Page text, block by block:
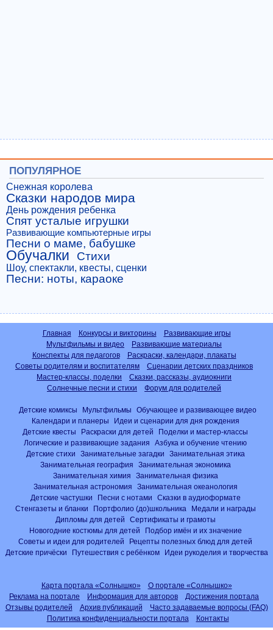
ПОПУЛЯРНОЕ
Снежная королева
Сказки народов мира
День рождения ребенка
Спят усталые игрушки
Развивающие компьютерные игры
Песни о маме, бабушке
Обучалки Стихи
Шоу, спектакли, квесты, сценки
Песни: ноты, караоке
Главная Конкурсы и викторины
Развивающие игры
Мультфильмы и видео
Развивающие материалы
Конспекты для педагогов
Раскраски, календари, плакаты
Советы родителям и воспитателям
Сценарии детских праздников
Мастер-классы, поделки
Сказки, рассказы, аудиокниги
Солнечные песни и стихи
Форум для родителей
Детские комиксы Мультфильмы
Обучающее и развивающее видео
Календари и планеры
Идеи и сценарии для дня рождения
Детские квесты
Раскраски для детей
Поделки и мастер-классы
Логические и развивающие задания
Азбука и обучение чтению
Детские стихи
Занимательные загадки
Занимательная этика
Занимательная география
Занимательная экономика
Занимательная химия
Занимательная физика
Занимательная астрономия
Занимательная океанология
Детские частушки
Песни с нотами
Сказки в аудиоформате
Стенгазеты и бланки
Портфолио (до)школьника
Медали и награды
Дипломы для детей
Сертификаты и грамоты
Новогодние костюмы для детей
Подбор имён и их значение
Советы и идеи для родителей
Рецепты полезных блюд для детей
Детские причёски
Путешествия с ребёнком Идеи рукоделия и творчества
Карта портала «Солнышко»
О портале «Солнышко»
Реклама на портале
Информация для авторов
Достижения портала
Отзывы родителей
Архив публикаций
Часто задаваемые вопросы (FAQ)
Политика конфиденциальности портала
Контакты